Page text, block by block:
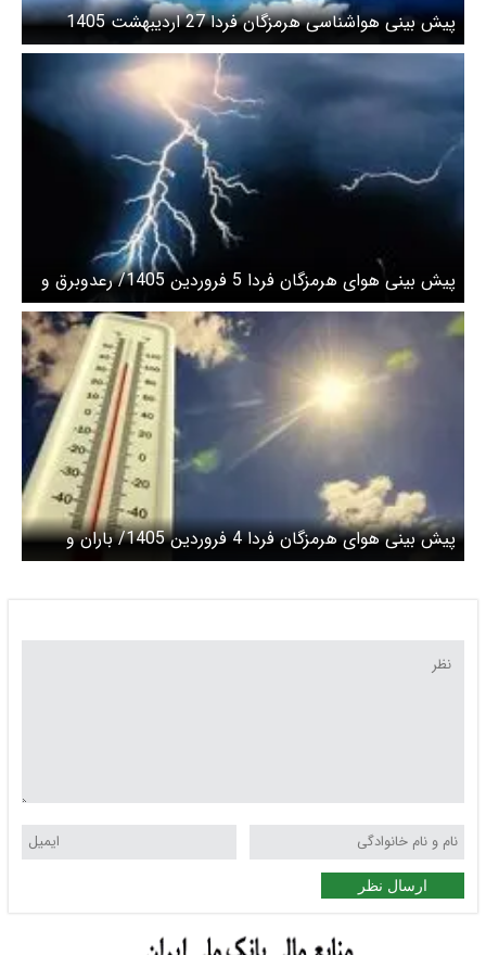
پیش بینی هواشناسی هرمزگان فردا 27 اردیبهشت 1405
پیش بینی هوای هرمزگان فردا 5 فروردین 1405/ رعدوبرق و
تگرگ با تندباد لحظه‌ای
پیش بینی هوای هرمزگان فردا 4 فروردین 1405/ باران و
رعدوبرق همراه با تندباد
ارسال نظر